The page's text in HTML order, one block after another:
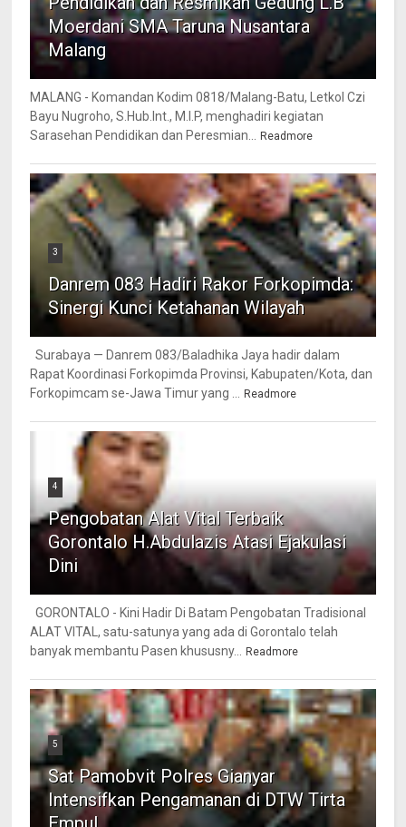
Moerdani SMA Taruna Nusantara
Malang
MALANG - Komandan Kodim 0818/Malang-Batu, Letkol Czi
Bayu Nugroho, S.Hub.Int., M.I.P, menghadiri kegiatan
Sarasehan Pendidikan dan Peresmian...
Readmore
3
Danrem 083 Hadiri Rakor Forkopimda:
Sinergi Kunci Ketahanan Wilayah
Surabaya — Danrem 083/Baladhika Jaya hadir dalam
Rapat Koordinasi Forkopimda Provinsi, Kabupaten/Kota, dan
Forkopimcam se-Jawa Timur yang ...
Readmore
4
Pengobatan Alat Vital Terbaik
Gorontalo H.Abdulazis Atasi Ejakulasi
Dini
GORONTALO - Kini Hadir Di Batam Pengobatan Tradisional
ALAT VITAL, satu-satunya yang ada di Gorontalo telah
banyak membantu Pasen khususny...
Readmore
5
Sat Pamobvit Polres Gianyar
Intensifkan Pengamanan di DTW Tirta